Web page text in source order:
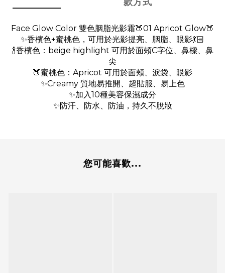
Face Glow Color 雙色胭脂光影霜🍑01 Apricot Glow🍑
✨香檳色+蜜桃色，可用於光影提亮、胭脂、眼影💃🏻
🍾香檳色：beige highlight 可用於面頰C字位、鼻樑、鼻
尖
🍑蜜桃色：Apricot 可用於面頰、淚袋、眼影
✨Creamy 質地易推開、超貼服、易上色
✨加入10種美容保濕成分
✨防汗、防水、防油，持久不脫妝
您可能喜歡...